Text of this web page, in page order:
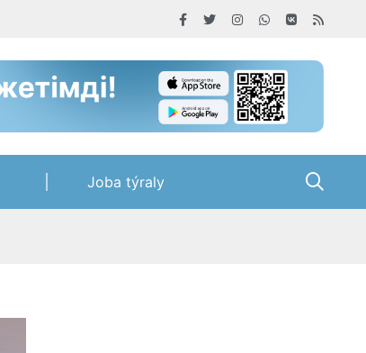
Joba týraly